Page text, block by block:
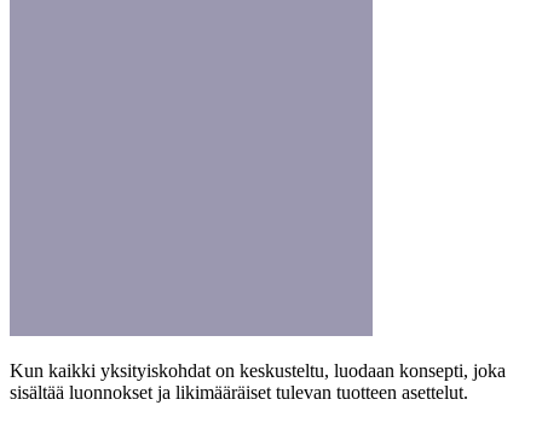
Kun kaikki yksityiskohdat on keskusteltu, luodaan konsepti, joka
sisältää luonnokset ja likimääräiset tulevan tuotteen asettelut.